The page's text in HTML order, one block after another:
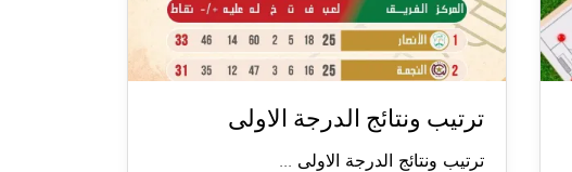
ترتيب ونتائج الدرجة الاولى
ترتيب ونتائج الدرجة الاولى ...